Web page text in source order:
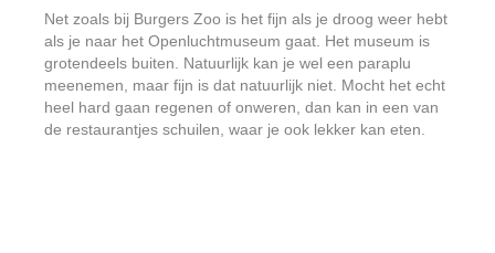
Net zoals bij Burgers Zoo is het fijn als je droog weer hebt
als je naar het Openluchtmuseum gaat. Het museum is
grotendeels buiten. Natuurlijk kan je wel een paraplu
meenemen, maar fijn is dat natuurlijk niet. Mocht het echt
heel hard gaan regenen of onweren, dan kan in een van
de restaurantjes schuilen, waar je ook lekker kan eten.